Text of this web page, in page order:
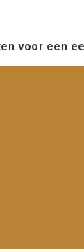
voor een